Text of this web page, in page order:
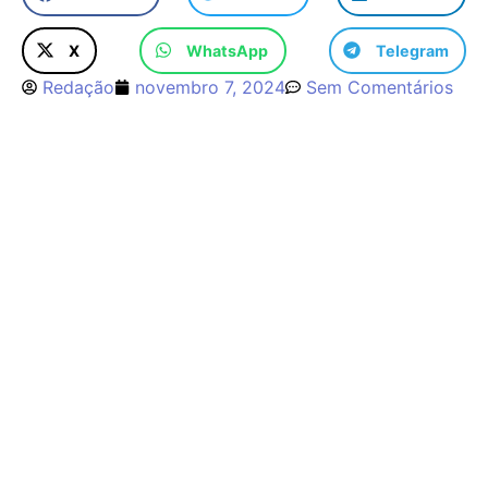
X WhatsApp Telegram
Redação novembro 7, 2024 Sem Comentários